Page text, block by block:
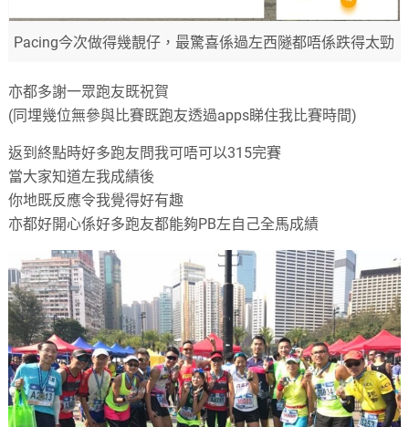
Pacing今次做得幾靚仔，最驚喜係過左西隧都唔係跌得太勁
亦都多謝一眾跑友既祝賀
(同埋幾位無參與比賽既跑友透過apps睇住我比賽時間)
返到終點時好多跑友問我可唔可以315完賽
當大家知道左我成績後
你地既反應令我覺得好有趣
亦都好開心係好多跑友都能夠PB左自己全馬成績